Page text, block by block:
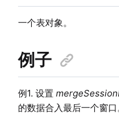
一个表对象。
例子
例1. 设置
的数据合入最后一个窗口